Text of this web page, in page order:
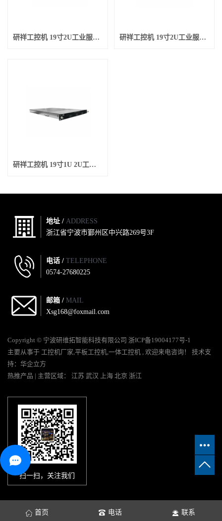
研祥工控机 19寸2U工业服务器EIS 研祥工控机 19寸2U工业服务器EIS.
研祥工控机 19寸1U 2U工业服务器
地址 / ADDRESS
浙江省宁波市鄞州区中兴路269号3F
电话 / TELEPHONE
0574-27680225
邮箱 / MAIL
Xsg168@foxmail.com
Copyright © 宁波研维拓智能科技有限公司 浙ICP备19004177号-1
主要从事于 工控机厂家 平板工控机 一体工控机 , 欢迎来电咨询！ 技术支
持： 华企立方
热推产品 | 主营区域： 江苏 武汉 上海 北京 浙江
扫一扫，关注我们
首页 电话 联系